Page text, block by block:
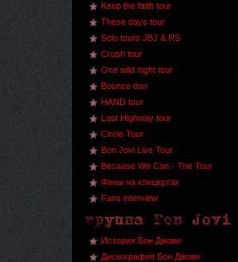
Keep the faith tour
These days tour
Solo tours JBJ & RS
Crush tour
One wild night tour
Bounce tour
HAND tour
Lost Highway tour
Circle Tour
Bon Jovi Live Tour
Because We Can - The Tour
Фаны на концертах
Fans interview
История Бон Джови
Дискография Бон Джови